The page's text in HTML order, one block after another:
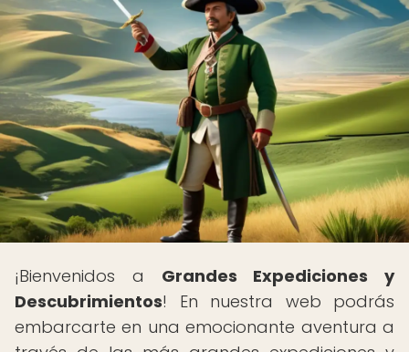
¡Bienvenidos a Grandes Expediciones y
Descubrimientos! En nuestra web podrás
embarcarte en una emocionante aventura a